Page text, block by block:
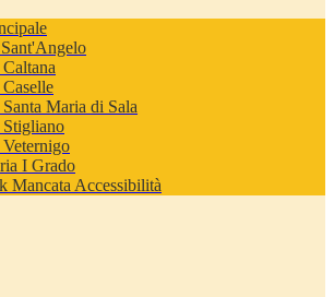
Maria di Sala
I Grado
Mancata Accessibilità